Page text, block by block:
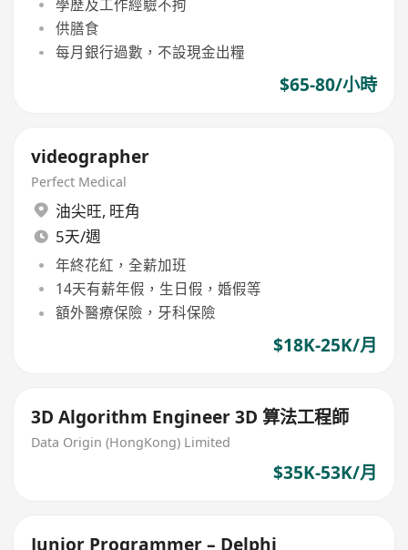
學歷及工作經驗不拘
供膳食
每月銀行過數，不設現金出糧
$65-80/小時
videographer
Perfect Medical
油尖旺, 旺角
5天/週
年終花紅，全薪加班
14天有薪年假，生日假，婚假等
額外醫療保險，牙科保險
$18K-25K/月
3D Algorithm Engineer 3D 算法工程師
Data Origin (HongKong) Limited
$35K-53K/月
Junior Programmer – Delphi